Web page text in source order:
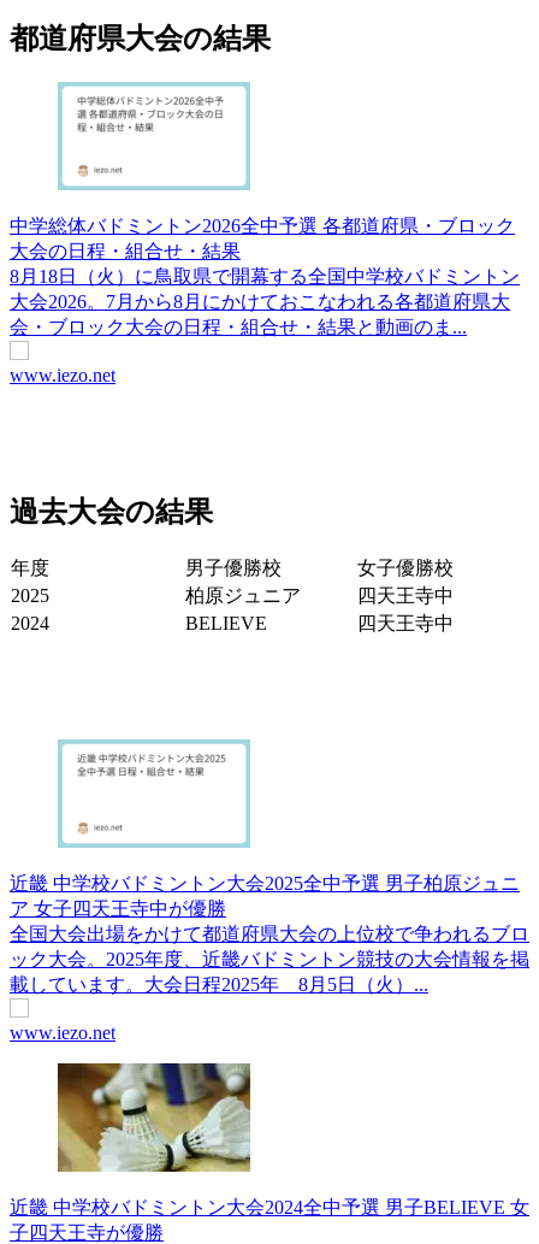
都道府県大会の結果
中学総体バドミントン2026全中予選 各都道府県・ブロック
大会の日程・組合せ・結果
8月18日（火）に鳥取県で開幕する全国中学校バドミントン
大会2026。7月から8月にかけておこなわれる各都道府県大
会・ブロック大会の日程・組合せ・結果と動画のま...
www.iezo.net
過去大会の結果
年度 男子優勝校
女子優勝校
2025
柏原ジュニア
四天王寺中
2024
BELIEVE 四天王寺中
近畿 中学校バドミントン大会2025全中予選 男子柏原ジュニ
ア 女子四天王寺中が優勝
全国大会出場をかけて都道府県大会の上位校で争われるブロ
ック大会。2025年度、近畿バドミントン競技の大会情報を掲
載しています。大会日程2025年 8月5日（火）...
www.iezo.net
近畿 中学校バドミントン大会2024全中予選 男子BELIEVE 女
子四天王寺が優勝